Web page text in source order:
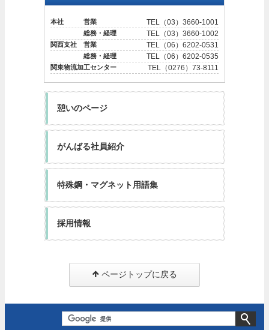
本社 営業 TEL（03）3660-1001
総務・経理 TEL（03）3660-1002
関西支社 営業 TEL（06）6202-0531
総務・経理 TEL（06）6202-0535
関東物流加工センター TEL（0276）73-8111
憩いのページ
がんばる社員紹介
特殊鋼・マグネット用語集
採用情報
ページトップに戻る